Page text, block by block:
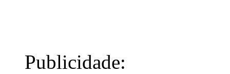
Publicidade: